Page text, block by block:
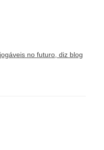
no futuro, diz blog